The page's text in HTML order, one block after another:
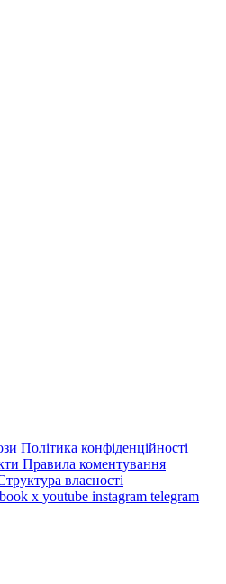
Політика конфіденційності
Правила коментування
власності
x youtube instagram telegram